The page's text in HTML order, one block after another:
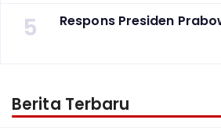
5 Respons Presiden
Berita Terbaru